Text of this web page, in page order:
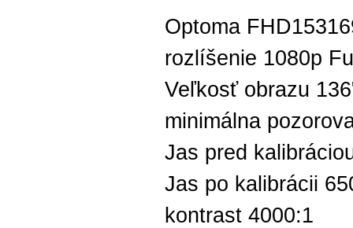
Optoma
rozlíšenie 1080p
Veľkosť obrazu
minimálna
Jas pred
Jas po kalibrácii
kontrast 4000:1